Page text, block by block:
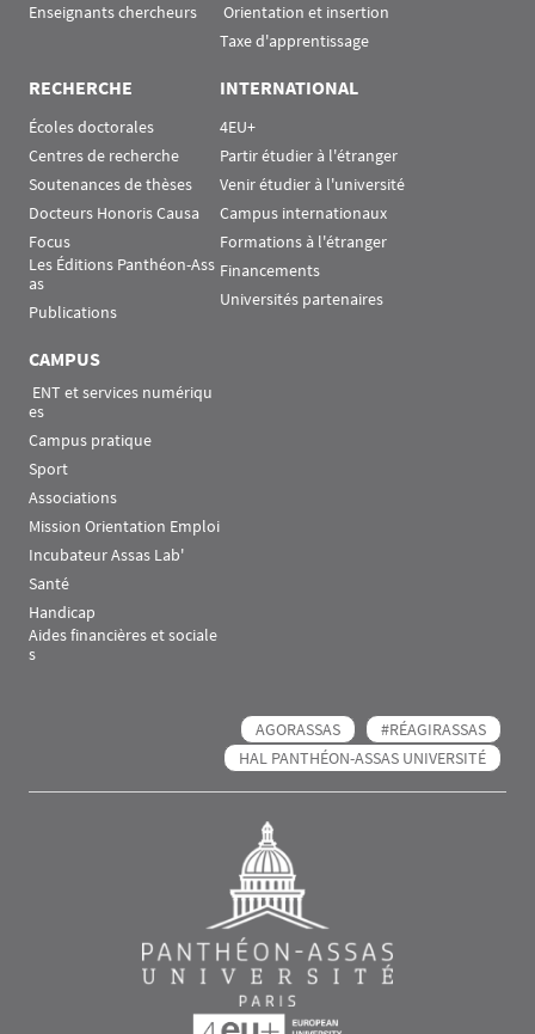
Enseignants chercheurs
Orientation et insertion
Taxe d'apprentissage
RECHERCHE
Écoles doctorales
Centres de recherche
Soutenances de thèses
Docteurs Honoris Causa
Focus
Les Éditions Panthéon-Ass
as
Publications
INTERNATIONAL
4EU+
Partir étudier à l'étranger
Venir étudier à l'université
Campus internationaux
Formations à l'étranger
Financements
Universités partenaires
CAMPUS
es
Campus pratique
Sport
Associations
Mission Orientation Emploi
Incubateur Assas Lab'
Santé
Handicap
Aides financières et sociale
s
AGORASSAS
#RÉAGIRASSAS
HAL PANTHÉON-ASSAS UNIVERSITÉ